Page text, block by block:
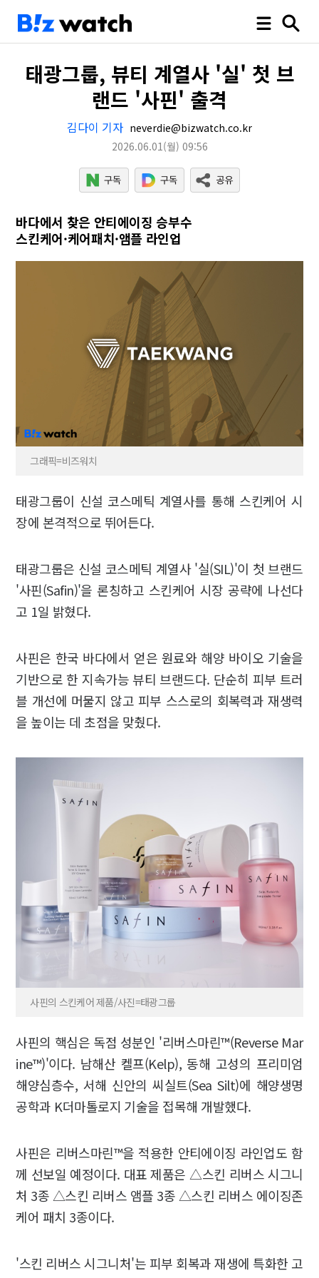
태광그룹, 뷰티 계열사 '실' 첫 브
랜드 '사핀' 출격
김다이 기자 neverdie@bizwatch.co.kr
2026.06.01(월) 09:56
바다에서 찾은 안티에이징 승부수
스킨케어·케어패치·앰플 라인업
그래픽=비즈워치
태광그룹이 신설 코스메틱 계열사를 통해 스킨케어 시
장에 본격적으로 뛰어든다.
태광그룹은 신설 코스메틱 계열사 '실(SIL)'이 첫 브랜드
'사핀(Safin)'을 론칭하고 스킨케어 시장 공략에 나선다
고 1일 밝혔다.
사핀은 한국 바다에서 얻은 원료와 해양 바이오 기술을
기반으로 한 지속가능 뷰티 브랜드다. 단순히 피부 트러
블 개선에 머물지 않고 피부 스스로의 회복력과 재생력
을 높이는 데 초점을 맞췄다.
사핀의 스킨케어 제품/사진=태광그룹
사핀의 핵심은 독점 성분인 '리버스마린™(Reverse Mar
ine™)'이다. 남해산 켈프(Kelp), 동해 고성의 프리미엄
해양심층수, 서해 신안의 씨실트(Sea Silt)에 해양생명
공학과 K더마톨로지 기술을 접목해 개발했다.
사핀은 리버스마린™을 적용한 안티에이징 라인업도 함
께 선보일 예정이다. 대표 제품은 △스킨 리버스 시그니
처 3종 △스킨 리버스 앰플 3종 △스킨 리버스 에이징존
케어 패치 3종이다.
'스킨 리버스 시그니처'는 피부 회복과 재생에 특화한 고